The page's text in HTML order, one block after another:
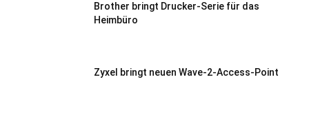
Brother bringt Drucker-Serie für das
Heimbüro
Zyxel bringt neuen Wave-2-Access-Point